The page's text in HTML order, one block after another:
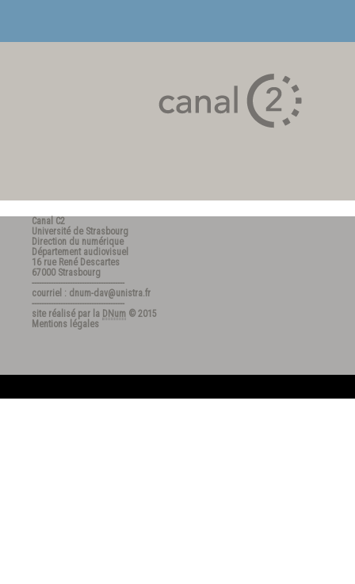
Canal C2
Université de Strasbourg
Direction du numérique
Département audiovisuel
16 rue René Descartes
67000 Strasbourg
---------------------------------------
courriel : dnum-dav@unistra.fr
---------------------------------------
site réalisé par la DNum © 2015
Mentions légales